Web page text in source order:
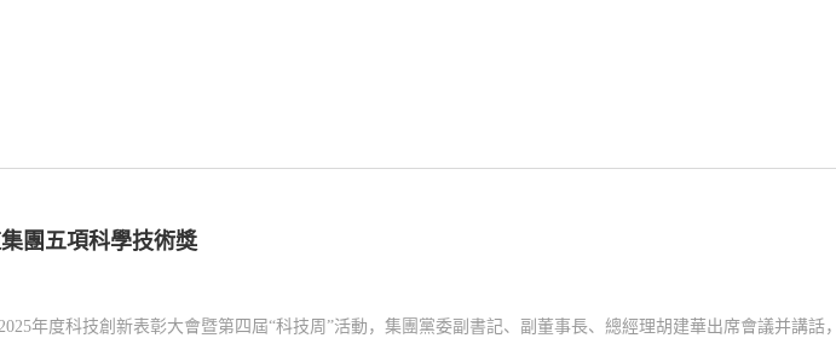
團五項科學技術獎
年度科技創新表彰大會暨第四屆“科技周”活動，集團黨委副書記、副董事長、總經理胡建華出席會議并講話